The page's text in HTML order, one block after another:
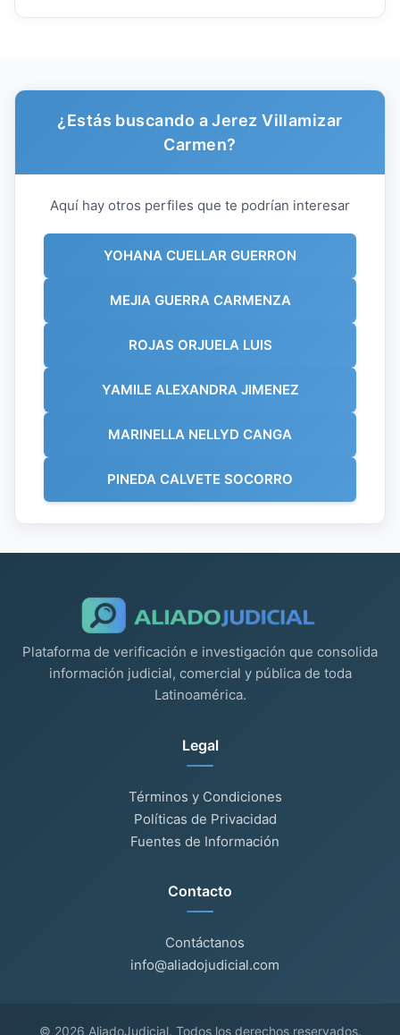
¿Estás buscando a Jerez Villamizar
Carmen?
Aquí hay otros perfiles que te podrían interesar
YOHANA CUELLAR GUERRON
MEJIA GUERRA CARMENZA
ROJAS ORJUELA LUIS
YAMILE ALEXANDRA JIMENEZ
MARINELLA NELLYD CANGA
PINEDA CALVETE SOCORRO
Plataforma de verificación e investigación que consolida
información judicial, comercial y pública de toda
Latinoamérica.
Legal
Términos y Condiciones
Políticas de Privacidad
Fuentes de Información
Contacto
Contáctanos
info@aliadojudicial.com
© 2026 AliadoJudicial. Todos los derechos reservados.